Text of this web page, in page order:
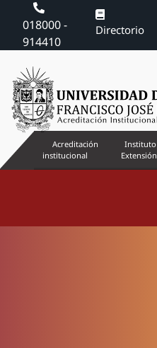
018000 -
914410
Directorio
Acreditación
institucional
Instituto
Extensión